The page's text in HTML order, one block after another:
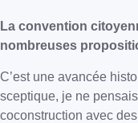
La convention
nombreuses
C’est une avancée
sceptique, je ne
coconstruction avec